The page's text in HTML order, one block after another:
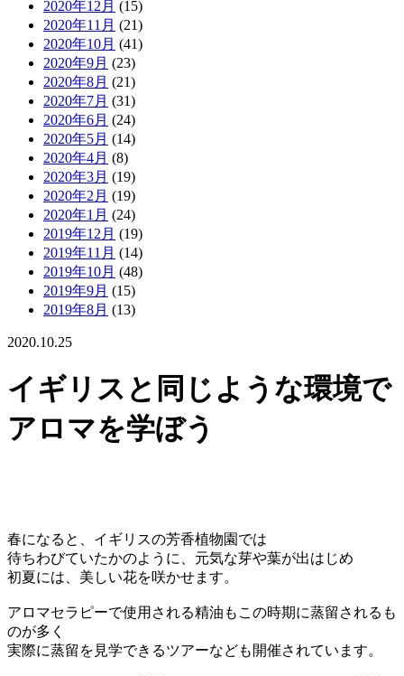
2020年12月 (15)
2020年11月 (21)
2020年10月 (41)
2020年9月 (23)
2020年8月 (21)
2020年7月 (31)
2020年6月 (24)
2020年5月 (14)
2020年4月 (8)
2020年3月 (19)
2020年2月 (19)
2020年1月 (24)
2019年12月 (19)
2019年11月 (14)
2019年10月 (48)
2019年9月 (15)
2019年8月 (13)
2020.10.25
イギリスと同じような環境で
アロマを学ぼう
春になると、イギリスの芳香植物園では
待ちわびていたかのように、元気な芽や葉が出はじめ
初夏には、美しい花を咲かせます。
アロマセラピーで使用される精油もこの時期に蒸留されるも
のが多く
実際に蒸留を見学できるツアーなども開催されています。